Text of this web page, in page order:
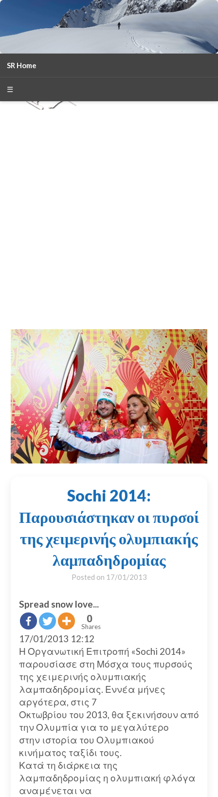
SR Home
☰
Sochi 2014:
Παρουσιάστηκαν οι πυρσοί
της χειμερινής ολυμπιακής
λαμπαδηδρομίας
Posted on 17/01/2013
Spread snow love...
0
Shares
17/01/2013 12:12
Η Οργανωτική Επιτροπή «Sochi 2014»
παρουσίασε στη Μόσχα τους πυρσούς
της χειμερινής ολυμπιακής
λαμπαδηδρομίας. Εννέα μήνες
αργότερα, στις 7
Οκτωβρίου του 2013, θα ξεκινήσουν από
την Ολυμπία για το μεγαλύτερο
στην ιστορία του Ολυμπιακού
κινήματος ταξίδι τους.
Κατά τη διάρκεια της
λαμπαδηδρομίας η ολυμπιακή φλόγα
αναμένεται να